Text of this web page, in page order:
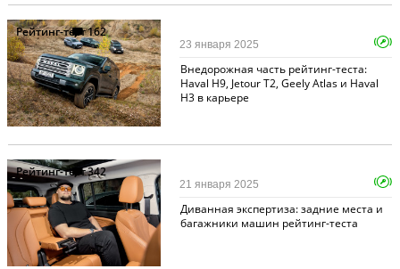
Рейтинг-тест162
Внедорожная часть рейтинг-теста:
Haval H9, Jetour T2, Geely Atlas и Haval
H3 в карьере
23 января 2025
Рейтинг-тест342
Диванная экспертиза: задние места и
багажники машин рейтинг-теста
21 января 2025